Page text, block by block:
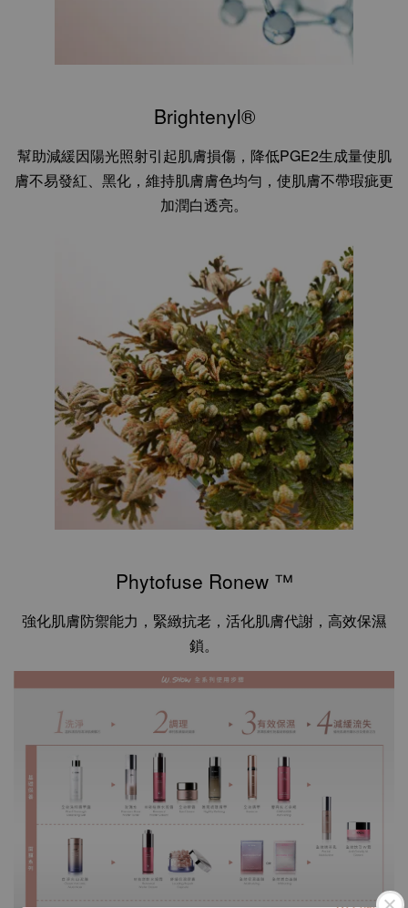
Brightenyl®
幫助減緩因陽光照射引起肌膚損傷，降低PGE2生成量使肌
膚不易發紅、黑化，維持肌膚膚色均勻，使肌膚不帶瑕疵更
加潤白透亮。
Phytofuse Ronew ™
強化肌膚防禦能力，緊緻抗老，活化肌膚代謝，高效保濕
鎖。